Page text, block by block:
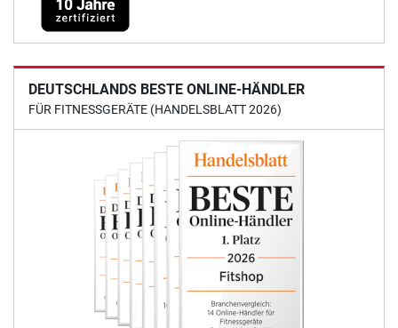
DEUTSCHLANDS BESTE ONLINE-HÄNDLER
FÜR FITNESSGERÄTE (HANDELSBLATT 2026)